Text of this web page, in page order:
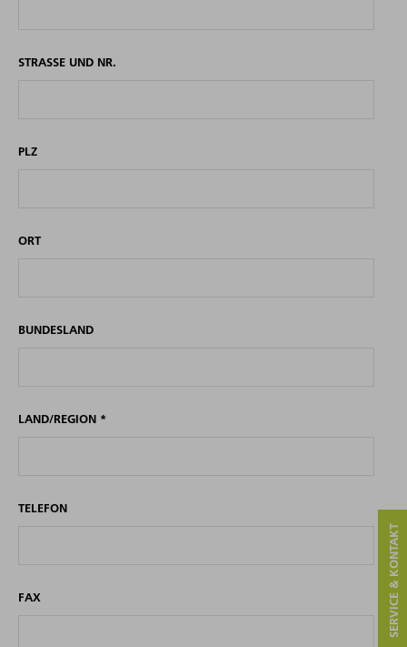
STRASSE UND NR.
PLZ
ORT
BUNDESLAND
LAND/REGION *
TELEFON
FAX SERVICE & KONTAKT